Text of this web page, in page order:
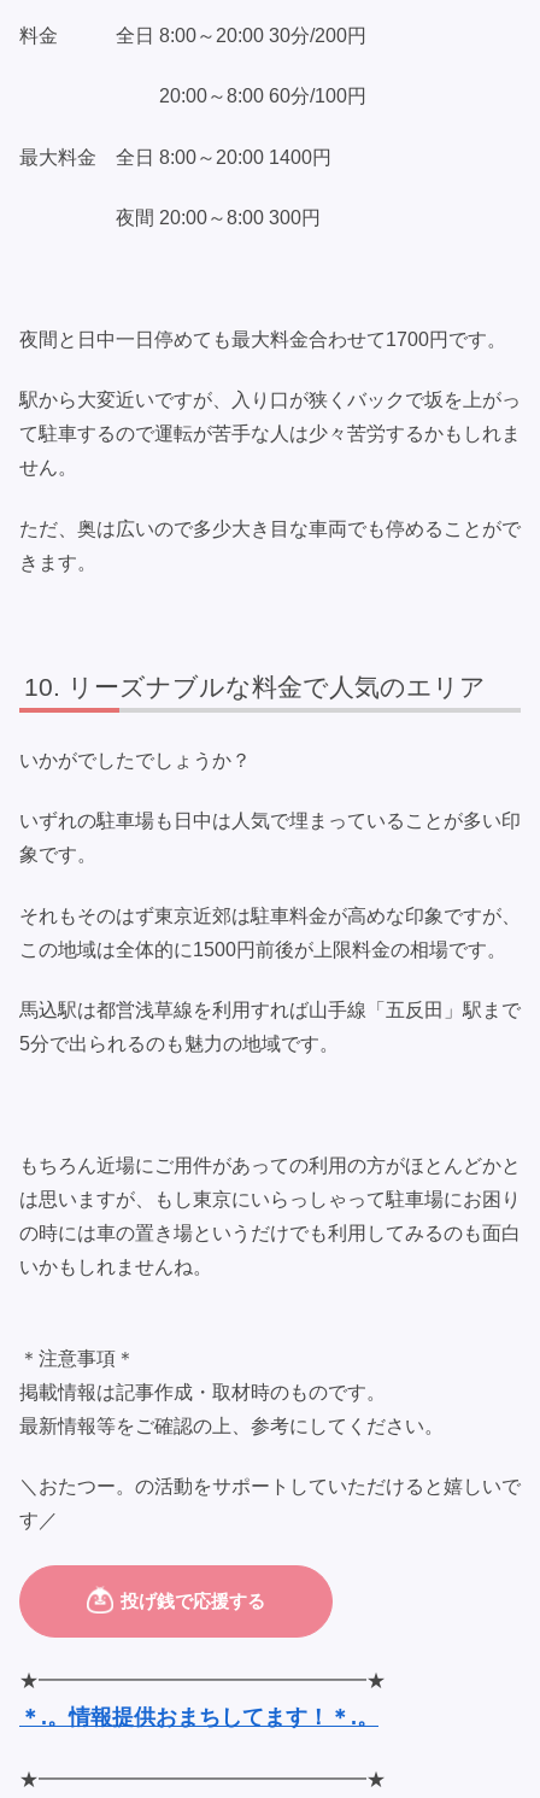
料金 全日 8:00～20:00 30分/200円
20:00～8:00 60分/100円
最大料金 全日 8:00～20:00 1400円
夜間 20:00～8:00 300円
夜間と日中一日停めても最大料金合わせて1700円です。
駅から大変近いですが、入り口が狭くバックで坂を上がっ
て駐車するので運転が苦手な人は少々苦労するかもしれま
せん。
ただ、奥は広いので多少大き目な車両でも停めることがで
きます。
リーズナブルな料金で人気のエリア
いかがでしたでしょうか？
いずれの駐車場も日中は人気で埋まっていることが多い印
象です。
それもそのはず東京近郊は駐車料金が高めな印象ですが、
この地域は全体的に1500円前後が上限料金の相場です。
馬込駅は都営浅草線を利用すれば山手線「五反田」駅まで
5分で出られるのも魅力の地域です。
もちろん近場にご用件があっての利用の方がほとんどかと
は思いますが、もし東京にいらっしゃって駐車場にお困り
の時には車の置き場というだけでも利用してみるのも面白
いかもしれませんね。
＊注意事項＊
掲載情報は記事作成・取材時のものです。
最新情報等をご確認の上、参考にしてください。
＼おたつー。の活動をサポートしていただけると嬉しいで
す／
★━━━━━━━━━━━━━━━━━★
＊.。情報提供おまちしてます！＊.。
★━━━━━━━━━━━━━━━━━★